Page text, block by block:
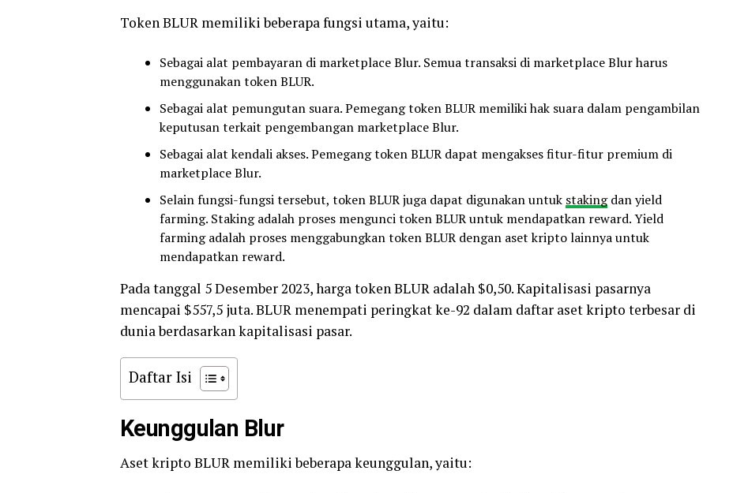
Token BLUR memiliki beberapa fungsi utama, yaitu:
Sebagai alat pembayaran di marketplace Blur. Semua transaksi di marketplace Blur harus
menggunakan token BLUR.
Sebagai alat pemungutan suara. Pemegang token BLUR memiliki hak suara dalam pengambilan
keputusan terkait pengembangan marketplace Blur.
Sebagai alat kendali akses. Pemegang token BLUR dapat mengakses fitur-fitur premium di
marketplace Blur.
Selain fungsi-fungsi tersebut, token BLUR juga dapat digunakan untuk stakingdan yield
farming. Staking adalah proses mengunci token BLUR untuk mendapatkan reward. Yield
farming adalah proses menggabungkan token BLUR dengan aset kripto lainnya untuk
mendapatkan reward.
Pada tanggal 5 Desember 2023, harga token BLUR adalah $0,50. Kapitalisasi pasarnya
mencapai $557,5 juta. BLUR menempati peringkat ke-92 dalam daftar aset kripto terbesar di
dunia berdasarkan kapitalisasi pasar.
Daftar Isi
Keunggulan Blur
Aset kripto BLUR memiliki beberapa keunggulan, yaitu: